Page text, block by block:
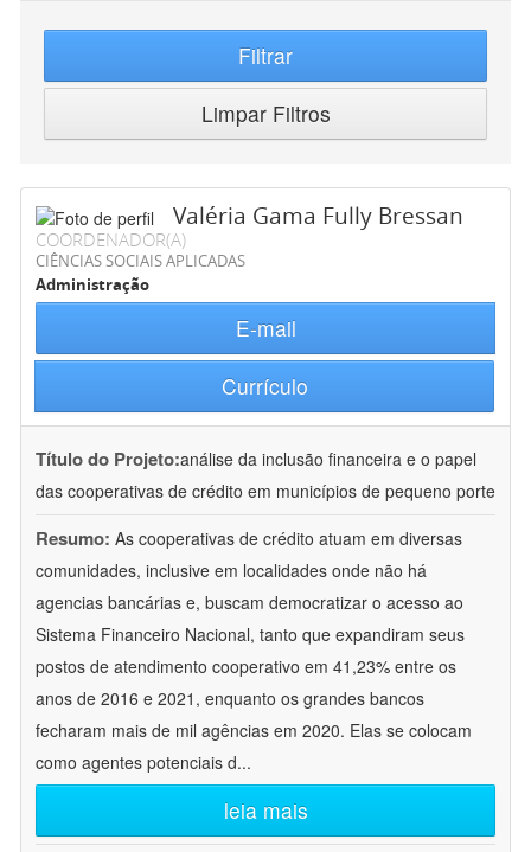
Filtrar
Limpar Filtros
Valéria Gama Fully Bressan
COORDENADOR(A)
CIÊNCIAS SOCIAIS APLICADAS
Administração
E-mail
Currículo
Título do Projeto:análise da inclusão financeira e o papel
das cooperativas de crédito em municípios de pequeno porte
Resumo: As cooperativas de crédito atuam em diversas
comunidades, inclusive em localidades onde não há
agencias bancárias e, buscam democratizar o acesso ao
Sistema Financeiro Nacional, tanto que expandiram seus
postos de atendimento cooperativo em 41,23% entre os
anos de 2016 e 2021, enquanto os grandes bancos
fecharam mais de mil agências em 2020. Elas se colocam
como agentes potenciais d...
leia mais